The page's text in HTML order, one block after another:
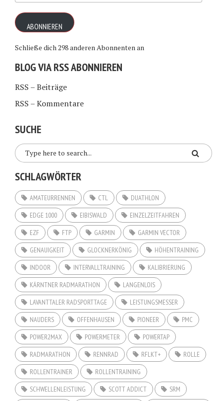
Mail-
Adresse
ABONNIEREN
Schließe dich 298 anderen Abonnenten an
BLOG VIA RSS ABONNIEREN
RSS – Beiträge
RSS – Kommentare
SUCHE
SCHLAGWÖRTER
AMATEURRENNEN CTL
DUATHLON
EDGE 1000
EIBISWALD
EINZELZEITFAHREN
EZF
FTP GARMIN
GARMIN VECTOR
GENAUIGKEIT
GLOCKNERKÖNIG
HÖHENTRAINING
INDOOR
INTERVALLTRAINING
KALIBRIERUNG
KÄRNTNER RADMARATHON
LANGENLOIS
LAVANTTALER RADSPORTTAGE
LEISTUNGSMESSER
NAUDERS
OFFENHAUSEN PIONEER
PMC
POWER2MAX
POWERMETER
POWERTAP
RADMARATHON
RENNRAD RFLKT+
ROLLE
ROLLENTRAINER
ROLLENTRAINING
SCHWELLENLEISTUNG
SCOTT ADDICT SRM